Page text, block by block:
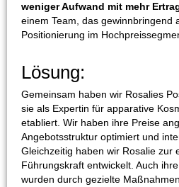
weniger Aufwand mit mehr
einem Team, das gewinnbringend
Positionierung im
Lösung:
Gemeinsam haben wir Rosalies
sie als Expertin für apparative
etabliert. Wir haben ihre Preise
Angebotsstruktur optimiert und
Gleichzeitig haben wir Rosalie zur
Führungskraft entwickelt. Auch
wurden durch gezielte